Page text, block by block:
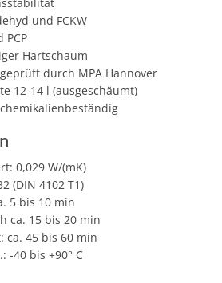
und FCKW
PCP
Hartschaum
durch MPA Hannover
12-14 l (ausgeschäumt)
0,029 W/(mK)
(DIN 4102 T1)
5 bis 10 min
ca. 15 bis 20 min
ca. 45 bis 60 min
-40 bis +90° C